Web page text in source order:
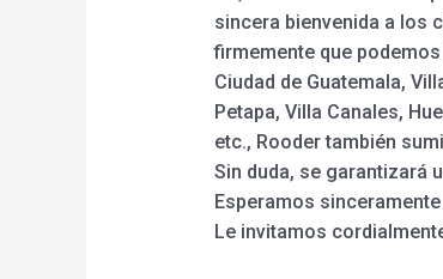
sincera bienvenida a los
firmemente que
Ciudad de Guatemala,
Petapa, Villa Canales,
etc., Rooder también
Sin duda, se garantizará
Esperamos
Le invitamos